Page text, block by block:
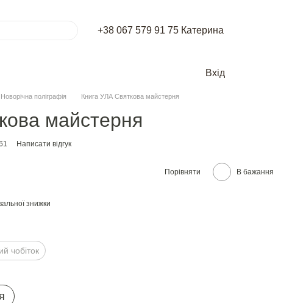
+38 067 579 91 75 Катерина
Вхід
Новорічна поліграфія Книга УЛА Святкова майстерня
майстерня
Написати відгук
Порівняти В бажання
знижки
чобiток